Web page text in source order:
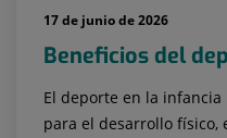
17 de junio de 2026
Beneficios del
El deporte en la infancia
para el desarrollo físico,